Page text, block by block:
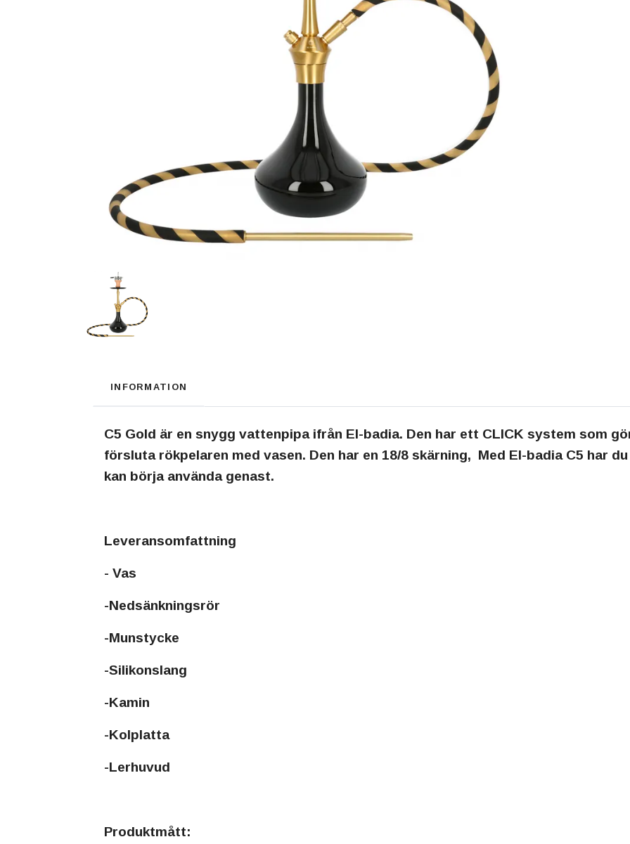
INFORMATION
C5 Gold är en snygg vattenpipa ifrån El-badia. Den har ett CLICK system som
försluta rökpelaren med vasen. Den har en 18/8 skärning, Med El-badia C5 har
kan börja använda genast.
Leveransomfattning
- Vas
-Nedsänkningsrör
-Munstycke
-Silikonslang
-Kamin
-Kolplatta
-Lerhuvud
Produktmått: